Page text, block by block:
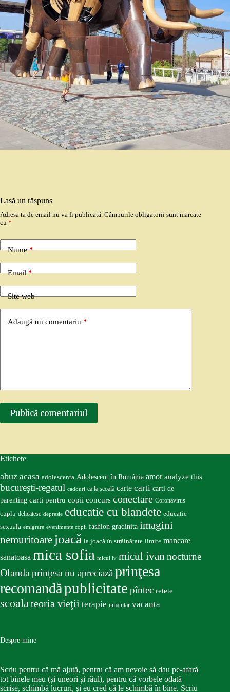
Lasă un răspuns
Adresa ta de email nu va fi publicată. Câmpurile obligatorii sunt marcate
cu *
Nume*
Email*
Site web
Adaugă un comentariu *
Publică comentariul
Etichete
abuz acasa adolescenta Adolescent în România amor analyze this
bucureşti-regatul cadouri ca la școală carte carti carti de
parenting carti pentru copii concurs conectare Coronavirus
cuplu delicatese depresie educatie cu blandete educatie
sexuala emigrare evenimente copii fashion gradinita imagini
nemuritoare joacă la joacă în străinătate limite mancare
sanatoasa mica sofia micul iv micul ivan nocturne
Olandaprinţesa nu apreciazăprinţesa
recomandăpublicitate pîntec retete
scoalateoria vieţii terapie umanitar vacanta
Despre mine
Scriu pentru că mă ajută, pentru că am nevoie să dau pe-afară
tot binele meu (și uneori și răul), pentru că vorbele odată
scrise, schimbă lucruri, și eu cred că le schimbă în bine. Scriu